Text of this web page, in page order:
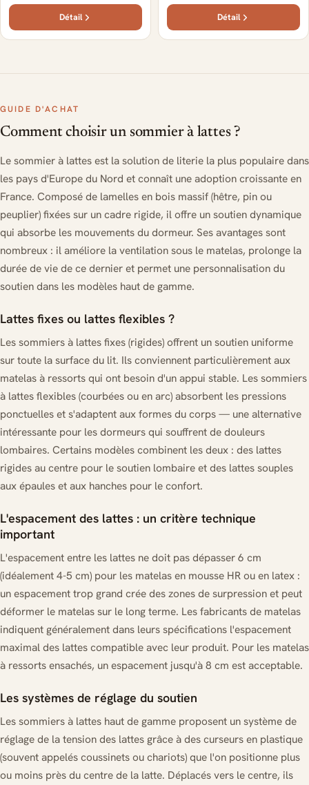
Détail Détail
GUIDE D'ACHAT
Comment choisir un sommier à lattes ?
Le sommier à lattes est la solution de literie la plus populaire dans
les pays d'Europe du Nord et connaît une adoption croissante en
France. Composé de lamelles en bois massif (hêtre, pin ou
peuplier) fixées sur un cadre rigide, il offre un soutien dynamique
qui absorbe les mouvements du dormeur. Ses avantages sont
nombreux : il améliore la ventilation sous le matelas, prolonge la
durée de vie de ce dernier et permet une personnalisation du
soutien dans les modèles haut de gamme.
Lattes fixes ou lattes flexibles ?
Les sommiers à lattes fixes (rigides) offrent un soutien uniforme
sur toute la surface du lit. Ils conviennent particulièrement aux
matelas à ressorts qui ont besoin d'un appui stable. Les sommiers
à lattes flexibles (courbées ou en arc) absorbent les pressions
ponctuelles et s'adaptent aux formes du corps — une alternative
intéressante pour les dormeurs qui souffrent de douleurs
lombaires. Certains modèles combinent les deux : des lattes
rigides au centre pour le soutien lombaire et des lattes souples
aux épaules et aux hanches pour le confort.
L'espacement des lattes : un critère technique
important
L'espacement entre les lattes ne doit pas dépasser 6 cm
(idéalement 4-5 cm) pour les matelas en mousse HR ou en latex :
un espacement trop grand crée des zones de surpression et peut
déformer le matelas sur le long terme. Les fabricants de matelas
indiquent généralement dans leurs spécifications l'espacement
maximal des lattes compatible avec leur produit. Pour les matelas
à ressorts ensachés, un espacement jusqu'à 8 cm est acceptable.
Les systèmes de réglage du soutien
Les sommiers à lattes haut de gamme proposent un système de
réglage de la tension des lattes grâce à des curseurs en plastique
(souvent appelés coussinets ou chariots) que l'on positionne plus
ou moins près du centre de la latte. Déplacés vers le centre, ils